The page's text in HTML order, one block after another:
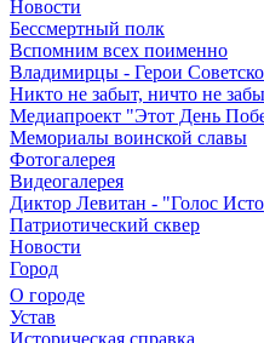
Новости
Бессмертный полк
Вспомним всех поименно
Владимирцы - Герои
Никто не забыт, ничто не
Медиапроект "Этот День
Мемориалы воинской славы
Фотогалерея
Видеогалерея
Диктор Левитан - "Голос
Патриотический сквер
Новости
Город
О городе
Устав
Историческая справка